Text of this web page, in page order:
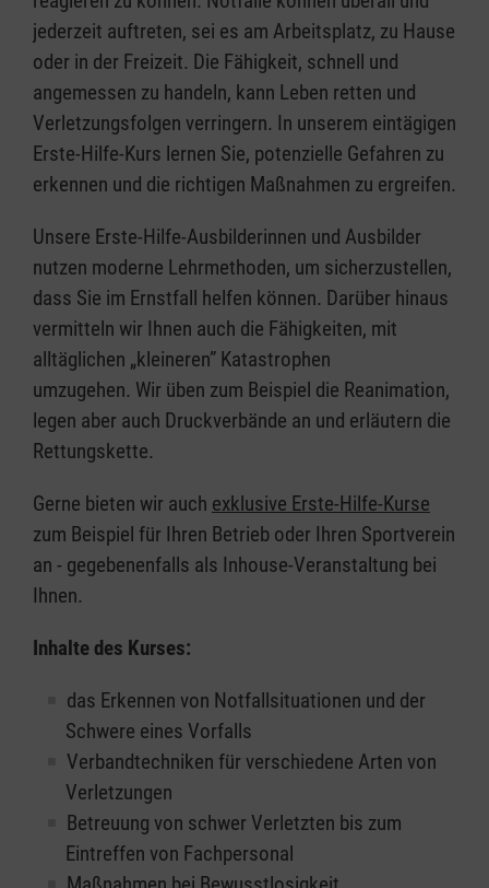
jederzeit auftreten, sei es am Arbeitsplatz, zu Hause
oder in der Freizeit. Die Fähigkeit, schnell und
angemessen zu handeln, kann Leben retten und
Verletzungsfolgen verringern. In unserem eintägigen
Erste-Hilfe-Kurs lernen Sie, potenzielle Gefahren zu
erkennen und die richtigen Maßnahmen zu ergreifen.
Unsere Erste-Hilfe-Ausbilderinnen und Ausbilder
nutzen moderne Lehrmethoden, um sicherzustellen,
dass Sie im Ernstfall helfen können. Darüber hinaus
vermitteln wir Ihnen auch die Fähigkeiten, mit
alltäglichen „kleineren” Katastrophen
umzugehen. Wir üben zum Beispiel die Reanimation,
legen aber auch Druckverbände an und erläutern die
Rettungskette.
Gerne bieten wir auch exklusive Erste-Hilfe-Kurse
zum Beispiel für Ihren Betrieb oder Ihren Sportverein
an - gegebenenfalls als Inhouse-Veranstaltung bei
Ihnen.
Inhalte des Kurses:
das Erkennen von Notfallsituationen und der
Schwere eines Vorfalls
Verbandtechniken für verschiedene Arten von
Verletzungen
Betreuung von schwer Verletzten bis zum
Eintreffen von Fachpersonal